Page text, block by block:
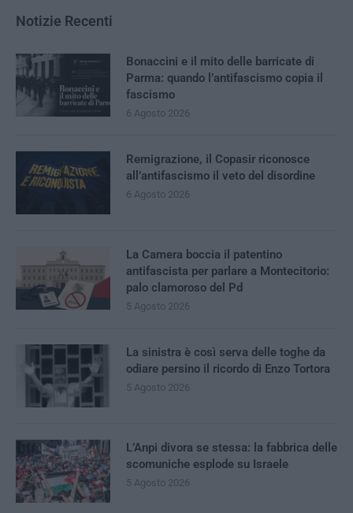
Notizie Recenti
Bonaccini e il mito delle barricate di
Parma: quando l’antifascismo copia il
fascismo
6 Agosto 2026
Remigrazione, il Copasir riconosce
all’antifascismo il veto del disordine
6 Agosto 2026
La Camera boccia il patentino
antifascista per parlare a Montecitorio:
palo clamoroso del Pd
5 Agosto 2026
La sinistra è così serva delle toghe da
odiare persino il ricordo di Enzo Tortora
5 Agosto 2026
L’Anpi divora se stessa: la fabbrica delle
scomuniche esplode su Israele
5 Agosto 2026